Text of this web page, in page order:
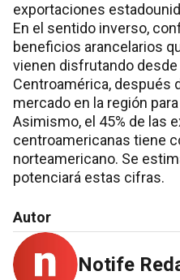
exportaciones
En el sentido inverso,
beneficios arancelarios
vienen disfrutando desde
Centroamérica, después
mercado en la región
Asimismo, el 45% de las
centroamericanas tiene
norteamericano. Se
potenciará estas cifras.
Autor
Notife